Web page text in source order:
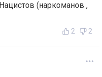
(наркоманов ,
2 2